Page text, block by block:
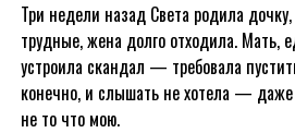
Три недели назад Света родила
трудные, жена долго отходила. Мать,
устроила скандал — требовала
конечно, и слышать не хотела — даже
не то что мою.